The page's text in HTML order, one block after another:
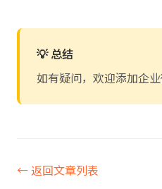
💡 总结
如有疑问，欢迎添加企业
← 返回文章列表